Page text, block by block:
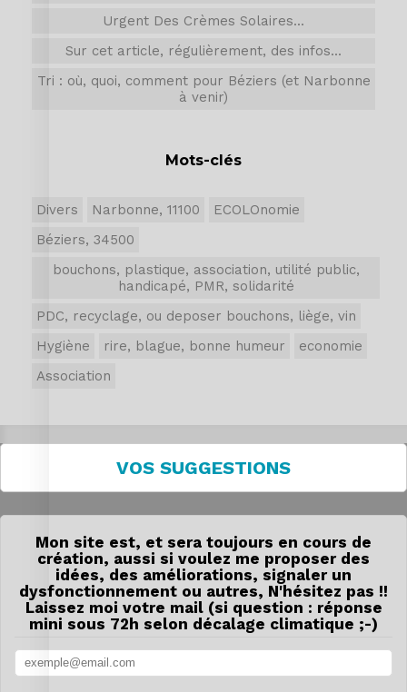
Urgent Des Crèmes Solaires...
Sur cet article, régulièrement, des infos...
Tri : où, quoi, comment pour Béziers (et Narbonne
à venir)
Mots-clés
Divers Narbonne, 11100
ECOLOnomie
Béziers, 34500
bouchons, plastique, association, utilité public,
handicapé, PMR, solidarité
PDC, recyclage, ou deposer bouchons, liège, vin
Hygiène
rire, blague, bonne humeur
economie
Association
VOS SUGGESTIONS
Mon site est, et sera toujours en cours de
création, aussi si voulez me proposer des
idées, des améliorations, signaler un
dysfonctionnement ou autres, N'hésitez pas !!
Laissez moi votre mail (si question : réponse
mini sous 72h selon décalage climatique ;-)